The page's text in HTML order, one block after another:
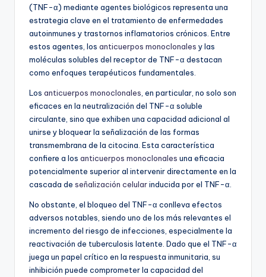
(TNF-α) mediante agentes biológicos representa una
estrategia clave en el tratamiento de enfermedades
autoinmunes y trastornos inflamatorios crónicos. Entre
estos agentes, los anticuerpos monoclonales y las
moléculas solubles del receptor de TNF-α destacan
como enfoques terapéuticos fundamentales.
Los anticuerpos monoclonales , en particular, no solo son
eficaces en la neutralización del TNF-α soluble
circulante, sino que exhiben una capacidad adicional al
unirse y bloquear la señalización de las formas
transmembrana de la citocina. Esta característica
confiere a los anticuerpos monoclonales una eficacia
potencialmente superior al intervenir directamente en la
cascada de señalización celularinducida por el TNF-α.
No obstante, el bloqueo del TNF-α conlleva efectos
adversos notables, siendo uno de los más relevantes el
incremento del riesgo de infecciones, especialmente la
reactivación de tuberculosis latente. Dado que el TNF-α
juega un papel crítico en la respuesta inmunitaria, su
inhibición puede comprometer la capacidad del